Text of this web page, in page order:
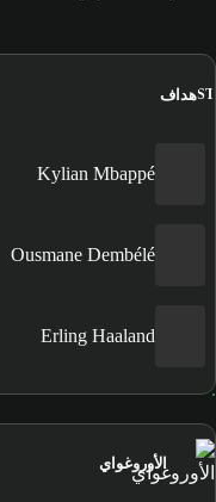
STهداف
Kylian Mbappé
Ousmane Dembélé
Erling Haaland
الأوروغواي